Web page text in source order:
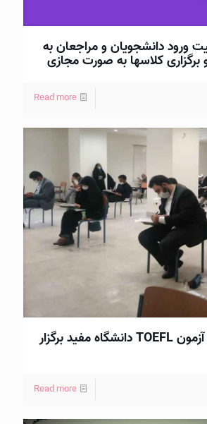
ورود دانشجویان و مراجعان به
برگزاری کلاسها به صورت مجازی
Read more
یازدهمین دوره آزمون TOEFL دانشگاه مفید برگزار
Read more